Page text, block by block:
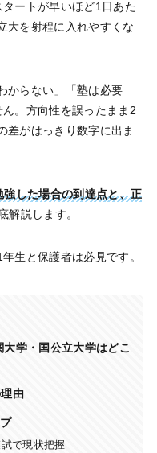
ートが早いほど1日あた
大を射程に入れやすくな
からない」「塾は必要
。方向性を誤ったまま2
差がはっきり数字に出ま
した場合の到達点と、正
解説します。
生と保護者は必見です。
学・国公立大学はどこ
由
で現状把握